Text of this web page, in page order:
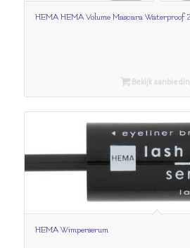
HEMA HEMA Volume Mascara Waterproof
Bekijk
HEMA Wimperserum